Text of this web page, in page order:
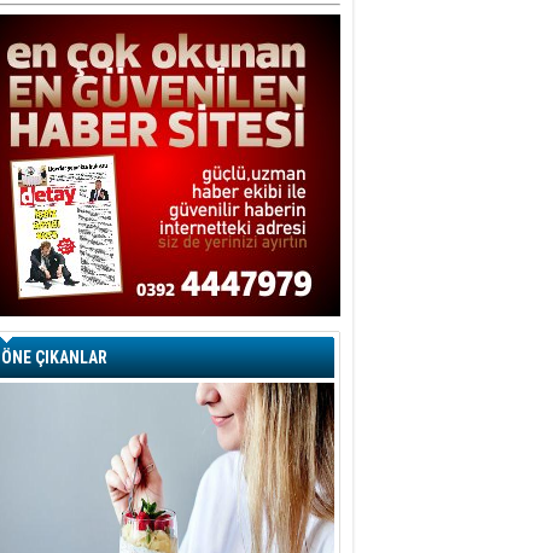
ÖNE ÇIKANLAR
SORU İŞARETLERİYLE DOLU BİR
GARİP DAVA… YA SUÇLU
Savaşların En Zoru İnsanın Kendi
Kendiyle Olanıdır